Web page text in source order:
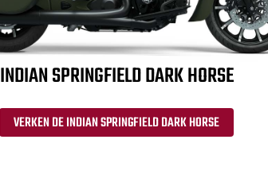
INDIAN SPRINGFIELD DARK HORSE
VERKEN DE INDIAN SPRINGFIELD DARK HORSE